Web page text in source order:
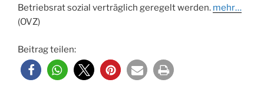
Betriebsrat sozial verträglich geregelt werden. mehr…
(OVZ)
Beitrag teilen: